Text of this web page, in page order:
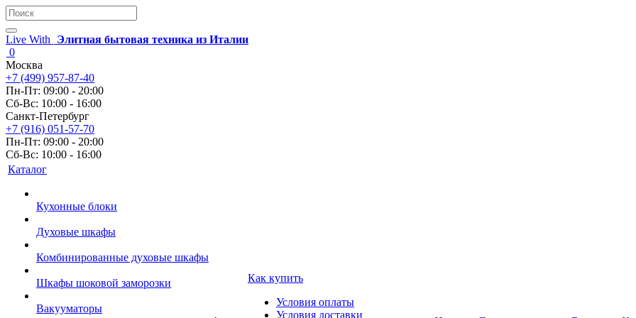
Live With
Элитная бытовая техника из Италии
0
Москва
+7 (499) 957-87-40
Пн-Пт: 09:00 - 20:00
Сб-Вс: 10:00 - 16:00
Санкт-Петербург
+7 (916) 051-57-70
Пн-Пт: 09:00 - 20:00
Сб-Вс: 10:00 - 16:00
Каталог
Кухонные блоки
Духовые шкафы
Комбинированные духовые шкафы
Шкафы шоковой заморозки
Вакууматоры
Как купить
Условия оплаты
Условия доставки